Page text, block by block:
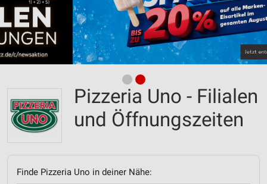
Pizzeria Uno - Filialen
und Öffnungszeiten
Finde Pizzeria Uno in deiner Nähe: